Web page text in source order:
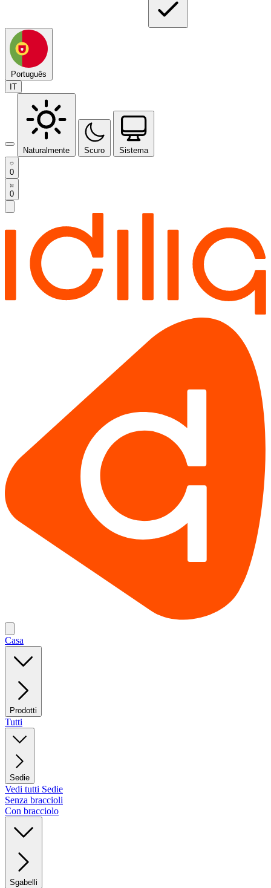
Português
IT
Naturalmente Scuro Sistema
0
0
Casa
Prodotti
Tutti
Sedie
Vedi tutti Sedie
Senza braccioli
Con bracciolo
Sgabelli